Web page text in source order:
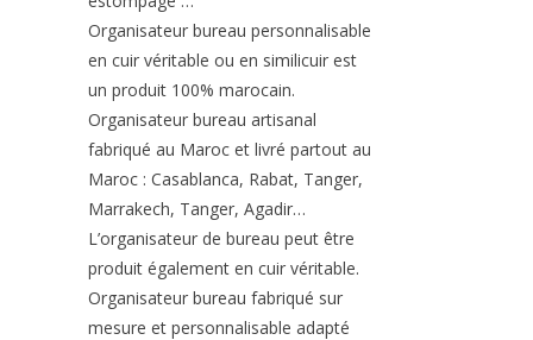
Organisateur bureau personnalisable
en cuir véritable ou en similicuir est
un produit 100% marocain.
Organisateur bureau artisanal
fabriqué au Maroc et livré partout au
Maroc : Casablanca, Rabat, Tanger,
Marrakech, Tanger, Agadir…
L’organisateur de bureau peut être
produit également en cuir véritable.
Organisateur bureau fabriqué sur
mesure et personnalisable adapté